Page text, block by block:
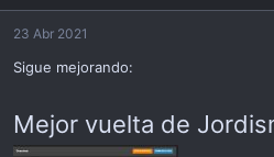
23 Abr 2021
Sigue mejorando:
Mejor vuelta de